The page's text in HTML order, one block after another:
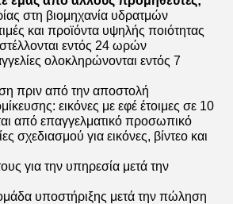
στη βιομηχανία υδρατμών
και προϊόντα υψηλής ποιότητας
εντός 24 ωρών
ολοκληρώνονται εντός 7
πριν από την αποστολή
εικόνες με εφέ έτοιμες σε 10
από επαγγελματικό προσωπικό
σχεδιασμού για εικόνες, βίντεο και
για την υπηρεσία μετά την
υποστήριξης μετά την πώληση